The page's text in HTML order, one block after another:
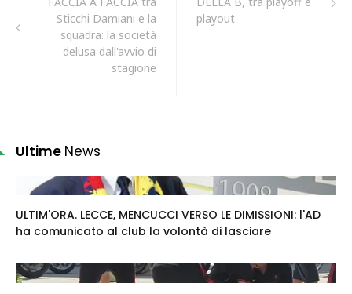
Sticchi Damiani e la
squadra: la società
delusa dall'avvio di
stagione
playout
Ultime News
ULTIM'ORA. LECCE, MENCUCCI VERSO LE DIMISSIONI: l'AD
ha comunicato al club la volontà di lasciare